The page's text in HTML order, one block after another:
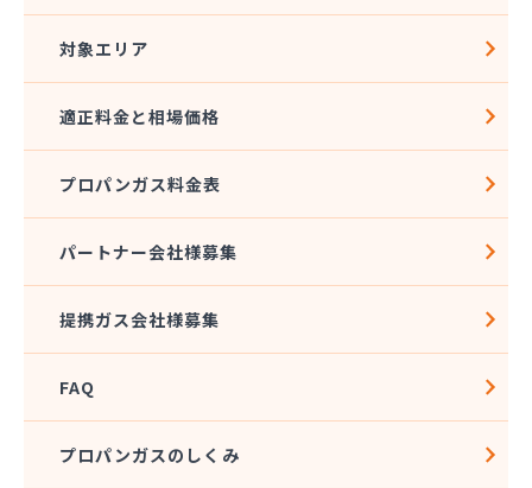
広島ガスプロパン株式会社 特需部オートガス営業
課・オートスタンド
広島ガス呉販売株式会社 安浦営業所
広島ガス呉販売株式会社 安芸支店
広島ガス高田販売株式会社 白木営業所
広島ガス三原販売株式会社
広島ガス西中国株式会社 五日市本店
広島ガス西中国株式会社 大竹営業所
広島ガス中央株式会社竹 原支店
広島ガス東中国株式会社 府中支店
広島ガス湯来販売株式会社
対象エリア
適正料金と相場価格
プロパンガス料金表
パートナー会社様募集
提携ガス会社様募集
FAQ
プロパンガスのしくみ